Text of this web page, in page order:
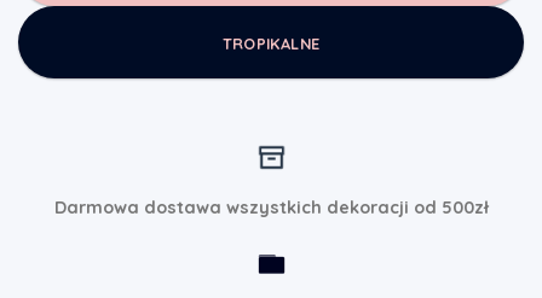
TROPIKALNE
Darmowa dostawa wszystkich dekoracji od 500zł